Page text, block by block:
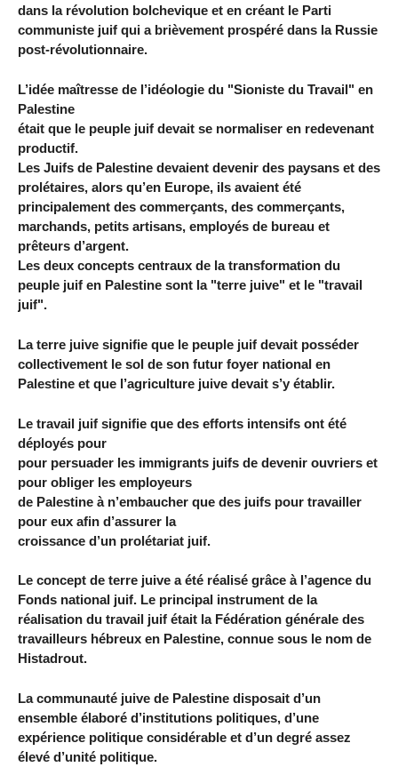
dans la révolution bolchevique et en créant le Parti
communiste juif qui a brièvement prospéré dans la Russie
post-révolutionnaire.
L’idée maîtresse de l’idéologie du "Sioniste du Travail" en
Palestine
était que le peuple juif devait se normaliser en redevenant
productif.
Les Juifs de Palestine devaient devenir des paysans et des
prolétaires, alors qu’en Europe, ils avaient été
principalement des commerçants, des commerçants,
marchands, petits artisans, employés de bureau et
prêteurs d’argent.
Les deux concepts centraux de la transformation du
peuple juif en Palestine sont la "terre juive" et le "travail
juif".
La terre juive signifie que le peuple juif devait posséder
collectivement le sol de son futur foyer national en
Palestine et que l’agriculture juive devait s’y établir.
Le travail juif signifie que des efforts intensifs ont été
déployés pour
pour persuader les immigrants juifs de devenir ouvriers et
pour obliger les employeurs
de Palestine à n’embaucher que des juifs pour travailler
pour eux afin d’assurer la
croissance d’un prolétariat juif.
Le concept de terre juive a été réalisé grâce à l’agence du
Fonds national juif. Le principal instrument de la
réalisation du travail juif était la Fédération générale des
travailleurs hébreux en Palestine, connue sous le nom de
Histadrout.
La communauté juive de Palestine disposait d’un
ensemble élaboré d’institutions politiques, d’une
expérience politique considérable et d’un degré assez
élevé d’unité politique.